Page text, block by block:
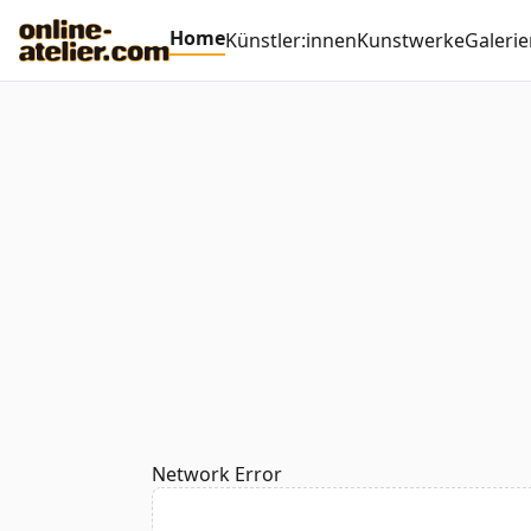
HomeKünstler:innenKunstwerke
Network Error